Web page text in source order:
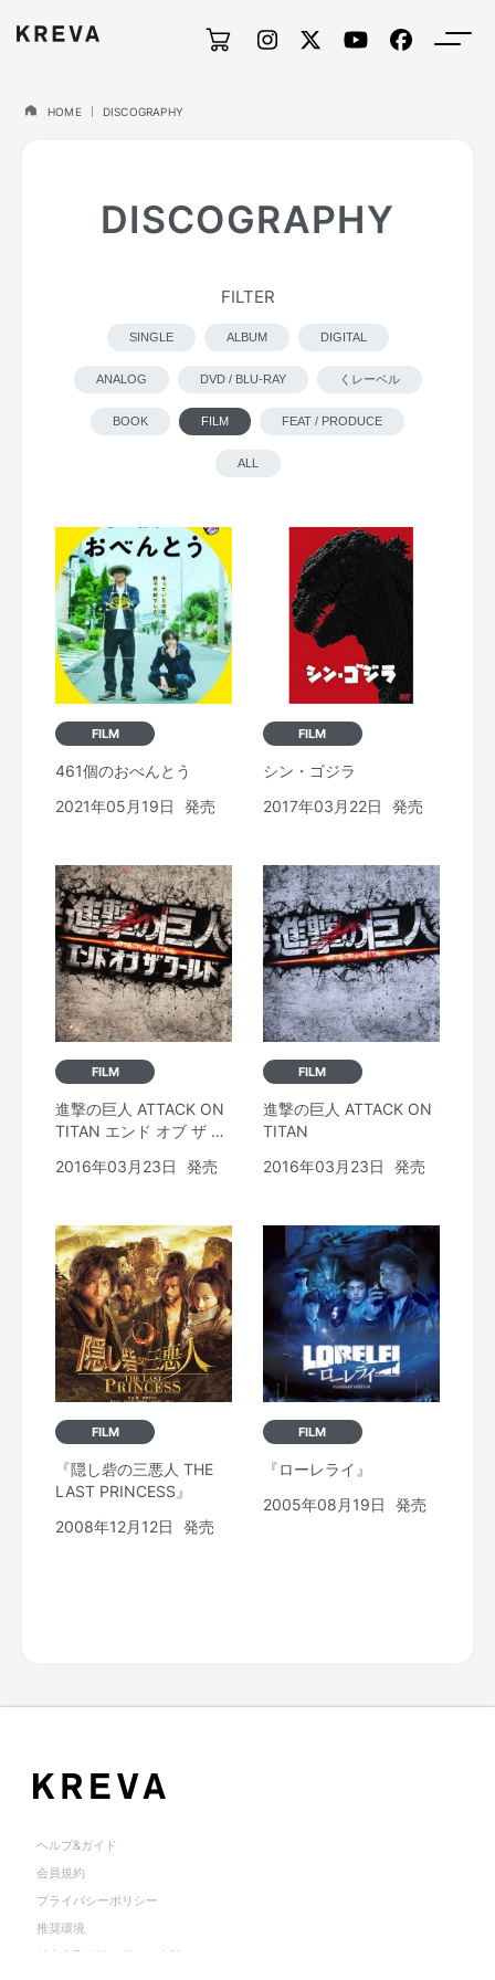
HOME DISCOGRAPHY
DISCOGRAPHY
FILTER
SINGLE ALBUM DIGITAL
ANALOG DVD / BLU-RAY くレーベル
BOOK FILM FEAT / PRODUCE
ALL
FILM
461個のおべんとう
2021年05月19日
発売
FILM
シン・ゴジラ
2017年03月22日
発売
FILM
進撃の巨人 ATTACK ON
TITAN エンド オブ ザ ワ
2016年03月23日 発売
FILM
進撃の巨人 ATTACK ON
TITAN
2016年03月23日
発売
FILM
『隠し砦の三悪人 THE
LAST PRINCESS』
2008年12月12日
発売
FILM
『ローレライ』
2005年08月19日
発売
ヘルプ&ガイド
会員規約
プライバシーポリシー
推奨環境
特定商取引法に基づく表記